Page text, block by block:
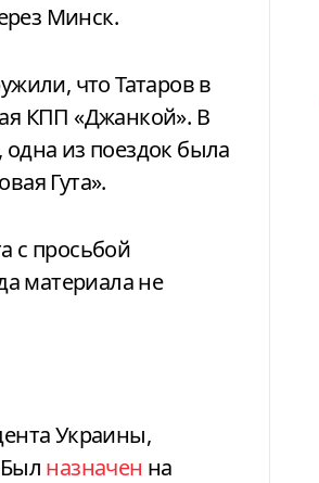
Минск.
что Татаров в
КПП «Джанкой». В
одна из поездок была
Гута».
с просьбой
материала не
Украины,
назначен на